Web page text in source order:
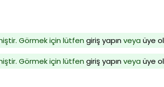
Görmek için lütfen giriş yapınveya üye
Görmek için lütfen giriş yapınveya üye